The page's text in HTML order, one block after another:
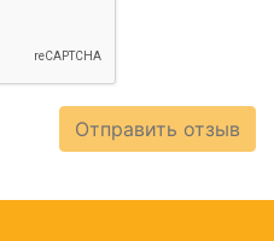
Отправить отзыв